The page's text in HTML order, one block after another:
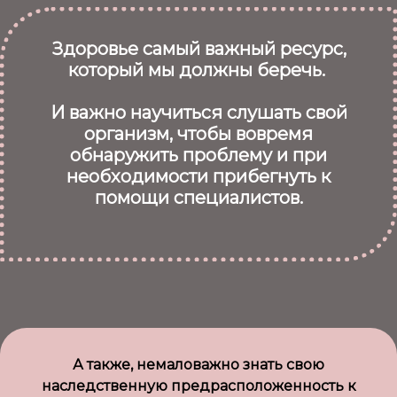
Здоровье самый важный ресурс,
который мы должны беречь.
И важно научиться слушать свой
организм, чтобы вовремя
обнаружить проблему и при
необходимости прибегнуть к
помощи специалистов.
А также, немаловажно знать свою
наследственную предрасположенность к